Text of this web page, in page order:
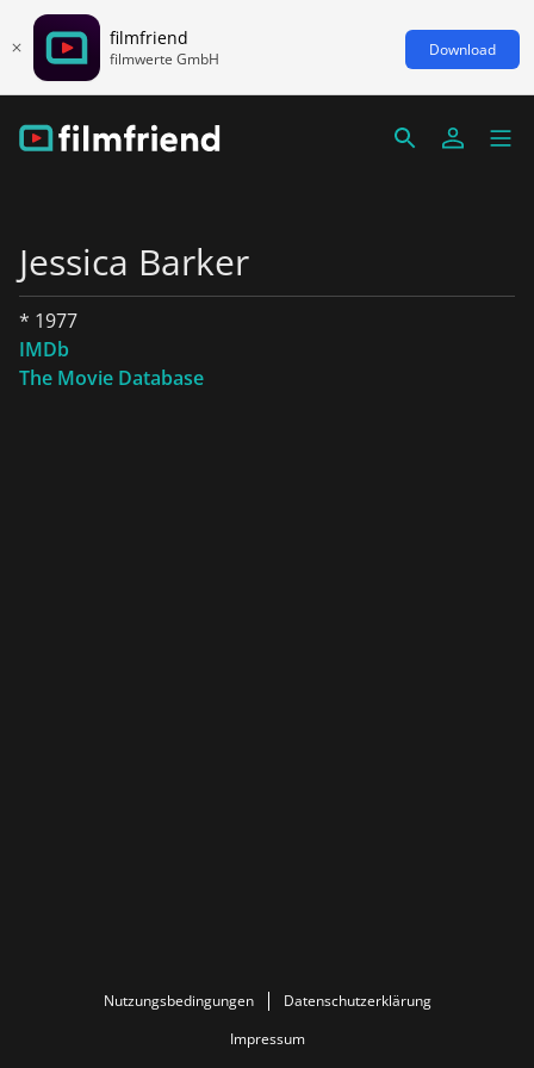
filmfriend
filmwerte GmbH Download
Jessica Barker
* 1977
IMDb
The Movie Database
Nutzungsbedingungen
Datenschutzerklärung
Impressum